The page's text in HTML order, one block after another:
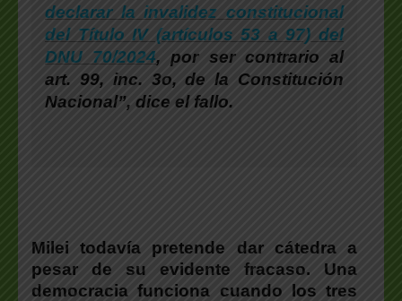
declarar la invalidez constitucional
del Título IV (artículos 53 a 97) del
DNU 70/2024, por ser contrario al
art. 99, inc. 3o, de la Constitución
Nacional”, dice el fallo.
Milei todavía pretende dar cátedra a
pesar de su evidente fracaso. Una
democracia funciona cuando los tres